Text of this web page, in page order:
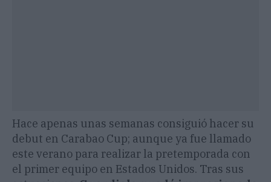
Hace apenas unas semanas consiguió hacer su
debut en Carabao Cup; aunque ya fue llamado
este verano para realizar la pretemporada con
el primer equipo en Estados Unidos. Tras sus